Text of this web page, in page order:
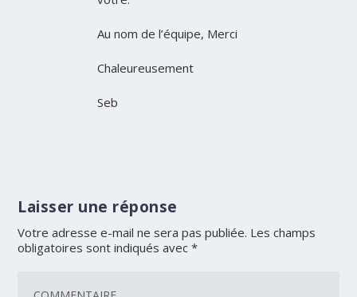
Au nom de l’équipe, Merci
Chaleureusement
Seb
Laisser une réponse
Votre adresse e-mail ne sera pas publiée. Les champs
obligatoires sont indiqués avec*